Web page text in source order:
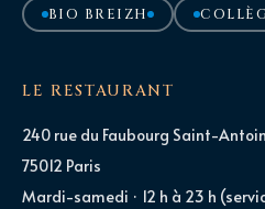
BIO BREIZH
LE RESTAURANT
240 rue du Faubourg Saint-
75012 Paris
Mardi-samedi · 12 h à 23 h